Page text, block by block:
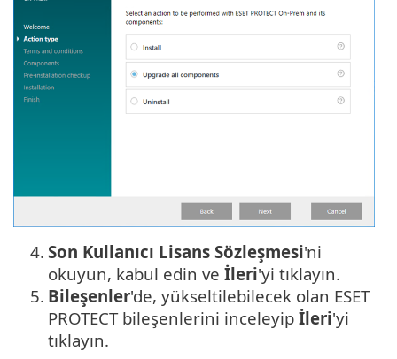
4. Son Kullanıcı Lisans Sözleşmesi'ni
okuyun, kabul edin ve İleri'yi tıklayın.
5. Bileşenler'de, yükseltilebilecek olan ESET
PROTECT bileşenlerini inceleyip İleri'yi
tıklayın.